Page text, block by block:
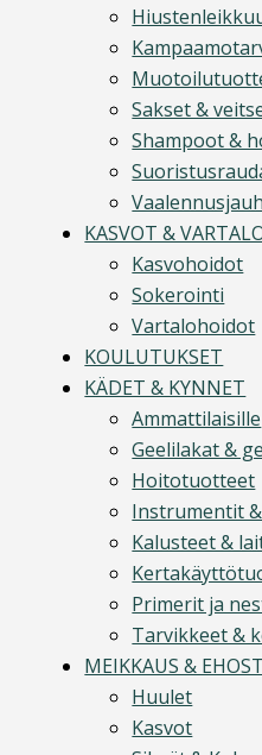
Sakset &
Shampoot &
KASVOT &
Kasvohoidot
Sokerointi
Vartalohoidot
KOULUTUKSET
KÄDET & KYNNET
Ammattilaisille
Geelilakat &
Hoitotuotteet
Instrumentit
Kalusteet &
Primerit ja
Tarvikkeet &
MEIKKAUS &
Huulet
Kasvot